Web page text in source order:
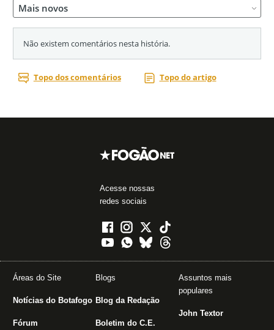
Acesse nossas
redes sociais
Áreas do Site
Notícias do Botafogo
Fórum
Blogs
Blog da Redação
Boletim do C.E.
Assuntos mais
populares
John Textor